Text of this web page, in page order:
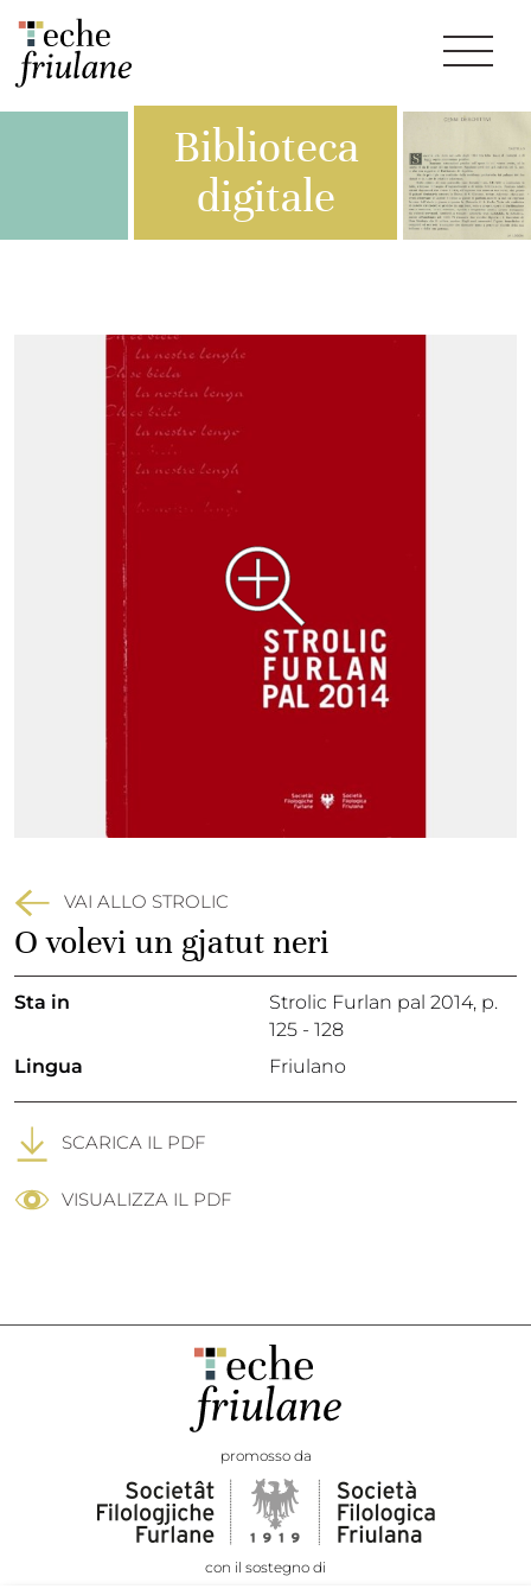
Biblioteca
digitale
VAI ALLO STROLIC
O volevi un gjatut neri
Sta in Strolic Furlan pal 2014, p.
125 - 128
Lingua
Friulano
SCARICA IL PDF
VISUALIZZA IL PDF
promosso da
con il sostegno di